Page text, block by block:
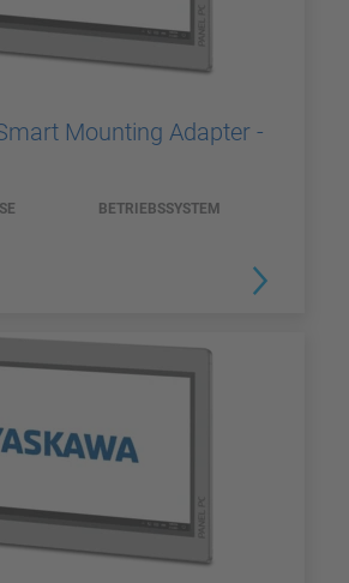
Mounting Adapter -
BETRIEBSSYSTEM